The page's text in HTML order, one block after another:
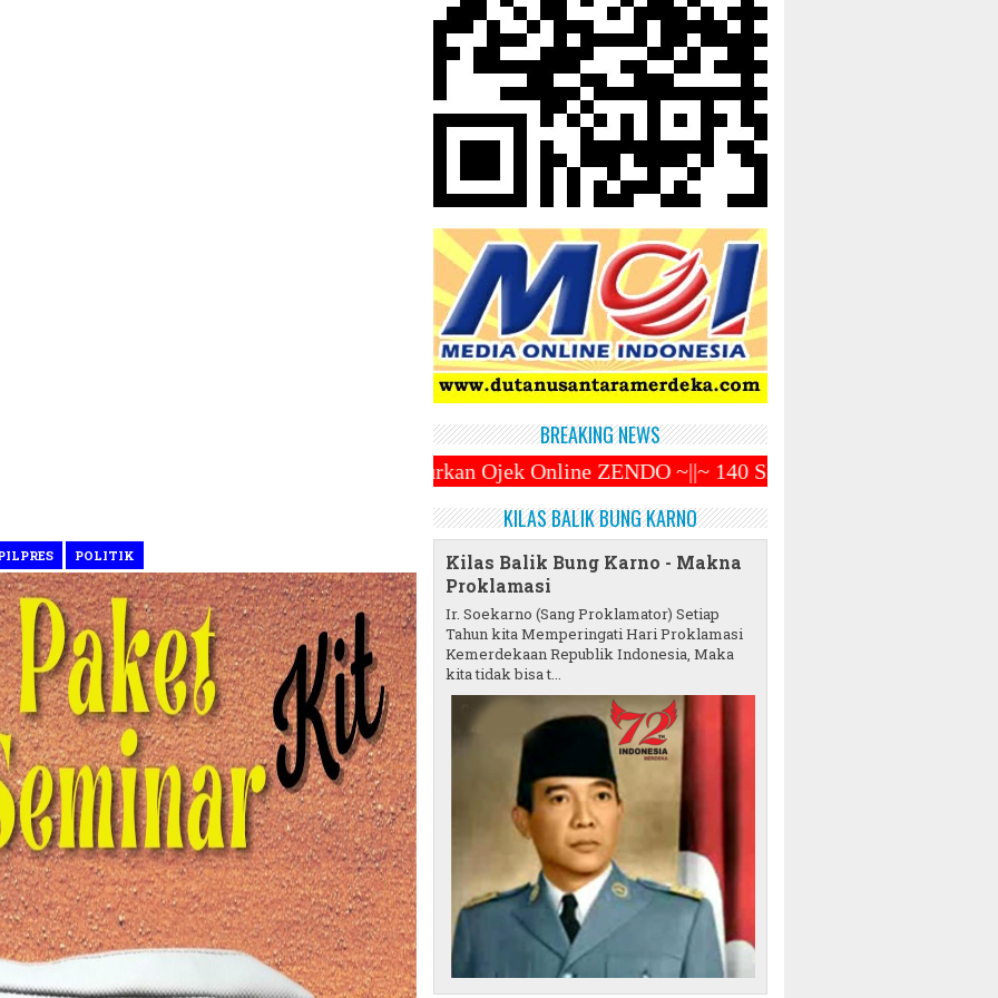
POLITIK
BREAKING NEWS
~||~ Muhammadiyah Luncurkan Ojek Online ZENDO ~||~ 140 Siswa SMKN 10 Medan Gagal SNBP
KILAS BALIK BUNG KARNO
Kilas Balik Bung Karno - Makna
Proklamasi
Ir. Soekarno (Sang Proklamator) Setiap
Tahun kita Memperingati Hari Proklamasi
Kemerdekaan Republik Indonesia, Maka
kita tidak bisa t...